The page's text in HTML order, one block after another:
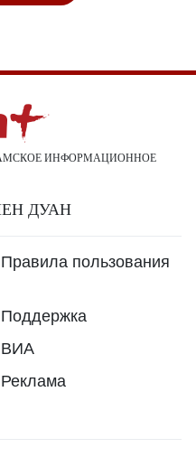
ИНФОРМАЦИОННОЕ
ДУАН
Правила пользования
Поддержка
ВИА
Реклама